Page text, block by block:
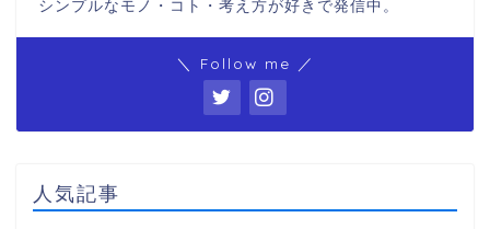
シンプルなモノ・コト・考え方が好きで発信中。
＼ Follow me ／
人気記事